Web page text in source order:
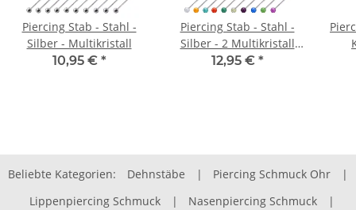
Piercing Stab - Stahl -
Silber - Multikristall
10,95 € *
Piercing Stab - Stahl -
Silber - 2 Multikristall
Kugeln
12,95 € *
Beliebte Kategorien: Dehnstäbe | Piercing Schmuck Ohr
|
Lippenpiercing Schmuck
| Nasenpiercing Schmuck
|